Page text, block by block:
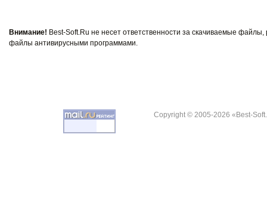
Внимание! Best-Soft.Ru не несет ответственности за скачиваемые
файлы антивирусными программами.
Copyright © 2005-2026 «Best-